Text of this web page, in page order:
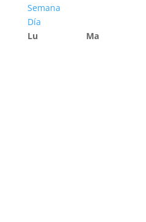
Semana
Día
Lu
Ma